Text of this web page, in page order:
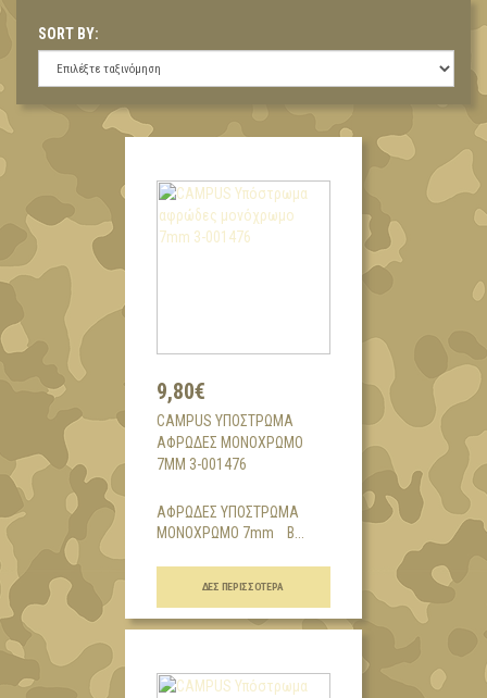
SORT BY:
9,80€
CAMPUS ΥΠΌΣΤΡΩΜΑ
ΑΦΡΏΔΕΣ ΜΟΝΌΧΡΩΜΟ
7MM 3-001476
ΑΦΡΩΔΕΣ ΥΠΟΣΤΡΩΜΑ
ΜΟΝΟΧΡΩΜΟ 7mm Β...
ΔΕΣ ΠΕΡΙΣΣΌΤΕΡΑ